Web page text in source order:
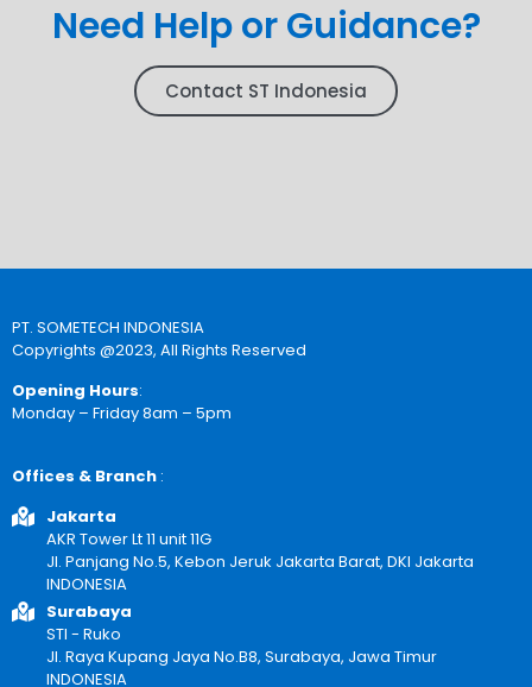
Need Help or Guidance?
Contact ST Indonesia
PT. SOMETECH INDONESIA
Copyrights @2023, All Rights Reserved
Opening Hours:
Monday – Friday 8am – 5pm
Offices & Branch :
Jakarta
AKR Tower Lt 11 unit 11G
Jl. Panjang No.5, Kebon Jeruk Jakarta Barat, DKI Jakarta
INDONESIA
Surabaya
STI - Ruko
Jl. Raya Kupang Jaya No.B8, Surabaya, Jawa Timur
INDONESIA